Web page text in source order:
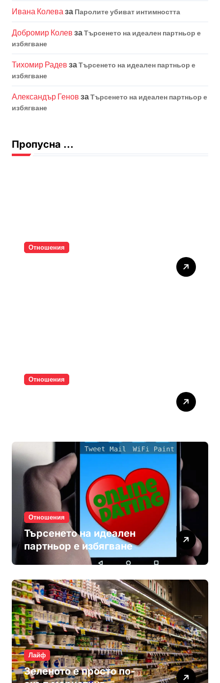
Ивана Колеваза Паролите убиват интимността
Добромир Колев заТърсенето на идеален партньор е
избягване
Тихомир Радев заТърсенето на идеален партньор е
избягване
Александър Генов заТърсенето на идеален партньор е
избягване
Пропусна ...
Отношения
Отношения
Отношения
Търсенето на идеален
партньор е избягване
Лайф
Зеленото е просто по-